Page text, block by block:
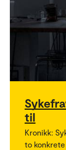
til
Kronikk:
to